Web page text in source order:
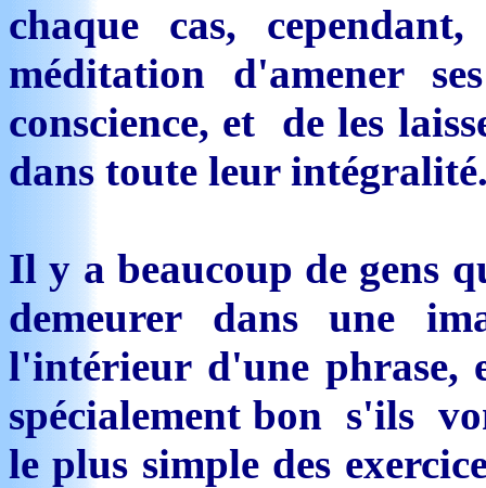
chaque cas,
méditation d'amener
conscience, et de les
dans toute leur
Il y a beaucoup de gens
demeurer dans une
l'intérieur d'une phrase,
spécialement bon s'ils
le plus simple des